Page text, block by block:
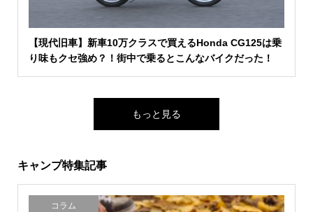
【現代旧車】新車10万クラスで買えるHonda CG125は乗
り味もクセ強め？！街中で乗るとこんなバイクだった！
もっと見る
キャンプ特集記事
コラム